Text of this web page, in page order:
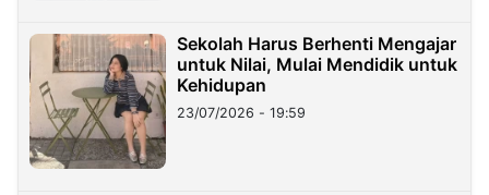
Sekolah Harus Berhenti Mengajar
untuk Nilai, Mulai Mendidik untuk
Kehidupan
23/07/2026 - 19:59